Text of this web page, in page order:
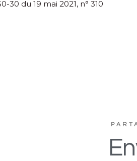
30 du 19 mai 2021, n° 310